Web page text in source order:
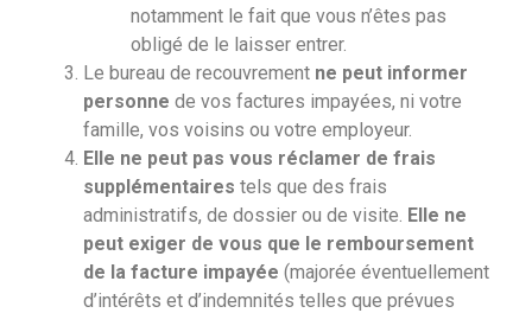
notamment le fait que vous n’êtes pas
obligé de le laisser entrer.
Le bureau de recouvrement ne peut informer
personne de vos factures impayées, ni votre
famille, vos voisins ou votre employeur.
Elle ne peut pas vous réclamer de frais
supplémentaires tels que des frais
administratifs, de dossier ou de visite. Elle ne
peut exiger de vous que le remboursement
de la facture impayée (majorée éventuellement
d’intérêts et d’indemnités telles que prévues